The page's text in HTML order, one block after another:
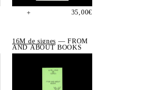
+ 35,00€
16M de signes — FROM
AND ABOUT BOOKS